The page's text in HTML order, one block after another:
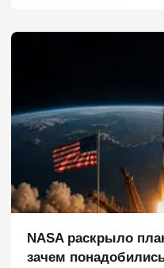
NASA раскрыло
зачем